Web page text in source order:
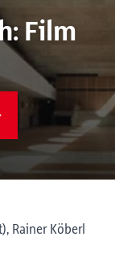
Film
Rainer Köberl